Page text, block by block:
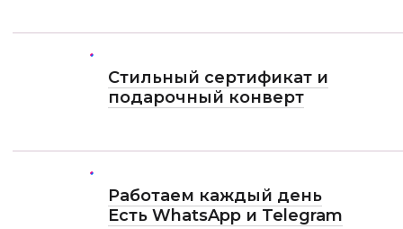
Стильный сертификат и
подарочный конверт
Работаем каждый день
Есть WhatsApp и Telеgram